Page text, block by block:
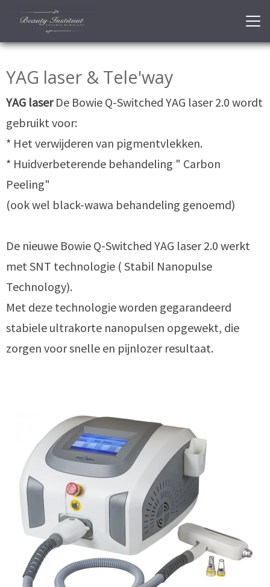
YAG laser & Tele'way
YAG laserDe Bowie Q-Switched YAG laser 2.0 wordt
gebruikt voor:
* Het verwijderen van pigmentvlekken.
* Huidverbeterende behandeling " Carbon
Peeling"
(ook wel black-wawa behandeling genoemd)
De nieuwe Bowie Q-Switched YAG laser 2.0 werkt
met SNT technologie ( Stabil Nanopulse
Technology).
Met deze technologie worden gegarandeerd
stabiele ultrakorte nanopulsen opgewekt, die
zorgen voor snelle en pijnlozer resultaat.